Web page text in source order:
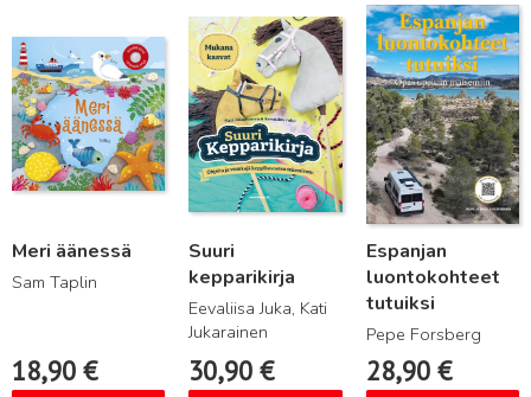
Meri äänessä
Sam Taplin
18,90 €
Suuri
kepparikirja
Eevaliisa Juka, Kati
Jukarainen
30,90€
Lue lisää
Espanjan
luontokohteet
tutuiksi
Pepe Forsberg
28,90 €
Lue lisää